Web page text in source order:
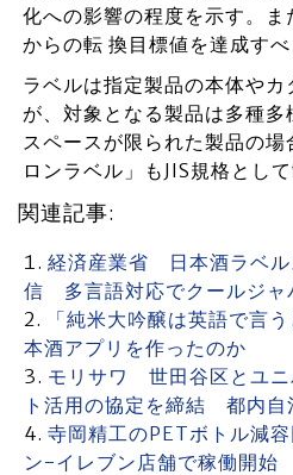
化への影響の程度を示す。
からの転 換目標値を達成すべ
ラベルは指定製品の本体や
が、対象となる製品は多種
スペースが限られた製品の
ロンラベル」もJIS規格として
関連記事:
経済産業省 日本酒ラベル
信 多言語対応でクールジャ
「純米大吟醸は英語で言
本酒アプリを作ったのか
モリサワ 世田谷区とユニ
ト活用の協定を締結 都内自
寺岡精工のPETボトル減
ン-イレブン店舗で稼働開始